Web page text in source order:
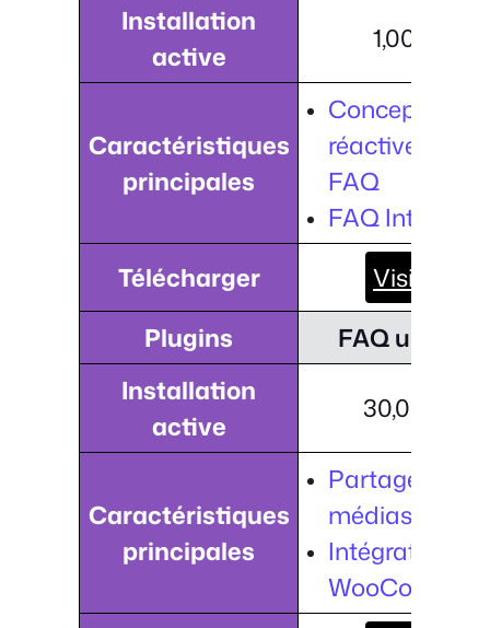
Installation
active
1,000+
Caractéristiques
principales
Conception
réactive de la
FAQ
FAQ
Télécharger
Visiter
Plugins
FAQ ultime
Installation
active
30,000+
Caractéristiques
principales
Partage des
médias
Intégration de